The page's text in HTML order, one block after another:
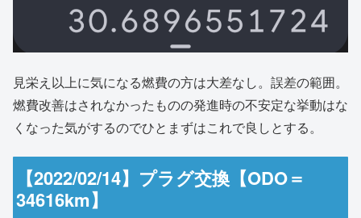
見栄え以上に気になる燃費の方は大差なし。誤差の範囲。
燃費改善はされなかったものの発進時の不安定な挙動はな
くなった気がするのでひとまずはこれで良しとする。
【2022/02/14】プラグ交換【ODO＝
34616km】